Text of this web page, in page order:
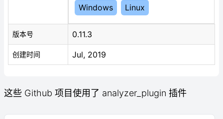
Windows Linux
版本号 0.11.3
创建时间 Jul, 2019
这些 Github 项目使用了 analyzer_plugin 插件